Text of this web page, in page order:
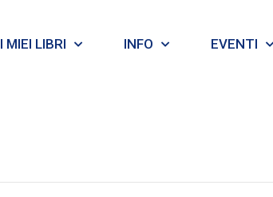
I MIEI LIBRI INFO EVENTI